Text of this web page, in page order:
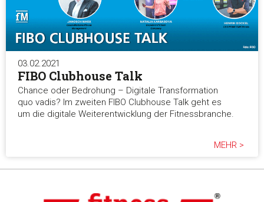
03.02.2021
FIBO Clubhouse Talk
Chance oder Bedrohung – Digitale Transformation
quo vadis? Im zweiten FIBO Clubhouse Talk geht es
um die digitale Weiterentwicklung der Fitnessbranche.
MEHR >